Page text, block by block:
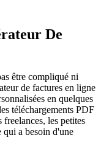
De
être compliqué ni
de factures en ligne
en quelques
téléchargements PDF
les petites
qui a besoin d'une